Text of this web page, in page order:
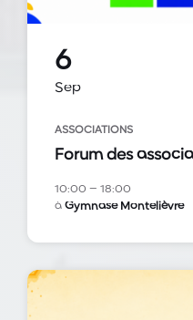
6
Sep
ASSOCIATIONS
Forum des
10:00 – 18:00
à Gymnase Montelièvre